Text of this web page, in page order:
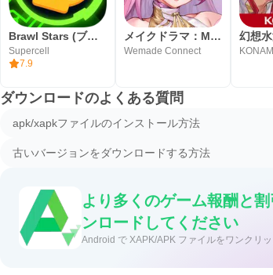
Brawl Stars (ブロスタ)
Supercell
7.9
メイクドラマ：MAD
Wemade Connect KONAMI
ダウンロードのよくある質問
apk/xapkファイルのインストール方法
古いバージョンをダウンロードする方法
より多くのゲーム報酬と
ンロードしてください
Android で XAPK/APK ファイルをワンクリッ